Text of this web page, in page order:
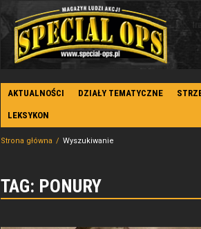
AKTUALNOŚCI DZIAŁY TEMATYCZNE
LEKSYKON
Strona główna Wyszukiwanie
TAG: PONURY